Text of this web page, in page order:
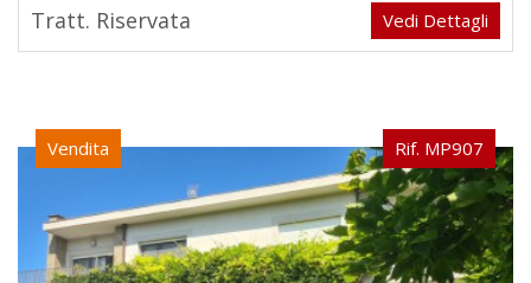
Tratt. Riservata Vedi Dettagli
Vendita Rif. MP907